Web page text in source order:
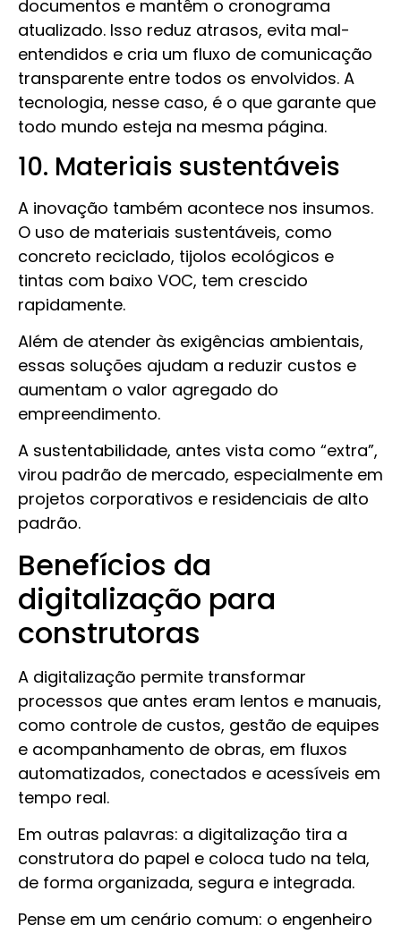
documentos e mantêm o cronograma
atualizado. Isso reduz atrasos, evita mal-
entendidos e cria um fluxo de comunicação
transparente entre todos os envolvidos. A
tecnologia, nesse caso, é o que garante que
todo mundo esteja na mesma página.
10. Materiais sustentáveis
A inovação também acontece nos insumos.
O uso de materiais sustentáveis, como
concreto reciclado, tijolos ecológicos e
tintas com baixo VOC, tem crescido
rapidamente.
Além de atender às exigências ambientais,
essas soluções ajudam a reduzir custos e
aumentam o valor agregado do
empreendimento.
A sustentabilidade, antes vista como “extra”,
virou padrão de mercado, especialmente em
projetos corporativos e residenciais de alto
padrão.
Benefícios da
digitalização para
construtoras
A digitalização permite transformar
processos que antes eram lentos e manuais,
como controle de custos, gestão de equipes
e acompanhamento de obras, em fluxos
automatizados, conectados e acessíveis em
tempo real.
Em outras palavras: a digitalização tira a
construtora do papel e coloca tudo na tela,
de forma organizada, segura e integrada.
Pense em um cenário comum: o engenheiro